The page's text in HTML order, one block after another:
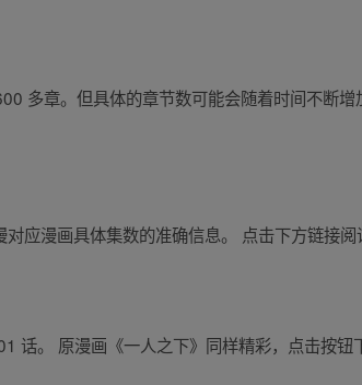
多章。但具体的章节数可能会随着时间不断增
应漫画具体集数的准确信息。 点击下方链接阅
话。 原漫画《一人之下》同样精彩，点击按钮